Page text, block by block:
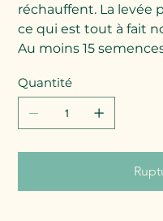
réchauffent. La levée
ce qui est tout à fait
Au moins 15
Quantité